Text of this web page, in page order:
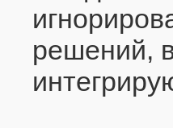
решений,